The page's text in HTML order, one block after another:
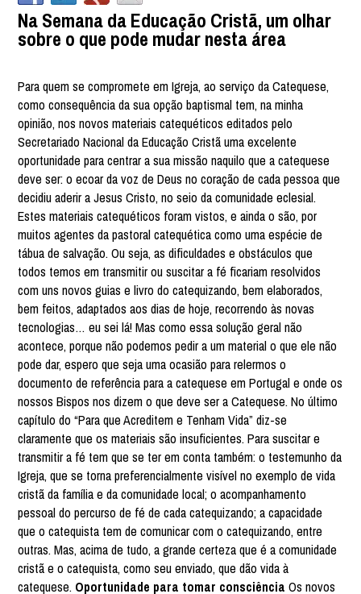
Na Semana da Educação Cristã, um olhar
sobre o que pode mudar nesta área
Para quem se compromete em Igreja, ao serviço da Catequese,
como consequência da sua opção baptismal tem, na minha
opinião, nos novos materiais catequéticos editados pelo
Secretariado Nacional da Educação Cristã uma excelente
oportunidade para centrar a sua missão naquilo que a catequese
deve ser: o ecoar da voz de Deus no coração de cada pessoa que
decidiu aderir a Jesus Cristo, no seio da comunidade eclesial.
Estes materiais catequéticos foram vistos, e ainda o são, por
muitos agentes da pastoral catequética como uma espécie de
tábua de salvação. Ou seja, as dificuldades e obstáculos que
todos temos em transmitir ou suscitar a fé ficariam resolvidos
com uns novos guias e livro do catequizando, bem elaborados,
bem feitos, adaptados aos dias de hoje, recorrendo às novas
tecnologias… eu sei lá! Mas como essa solução geral não
acontece, porque não podemos pedir a um material o que ele não
pode dar, espero que seja uma ocasião para relermos o
documento de referência para a catequese em Portugal e onde os
nossos Bispos nos dizem o que deve ser a Catequese. No último
capítulo do “Para que Acreditem e Tenham Vida” diz-se
claramente que os materiais são insuficientes. Para suscitar e
transmitir a fé tem que se ter em conta também: o testemunho da
Igreja, que se torna preferencialmente visível no exemplo de vida
cristã da família e da comunidade local; o acompanhamento
pessoal do percurso de fé de cada catequizando; a capacidade
que o catequista tem de comunicar com o catequizando, entre
outras. Mas, acima de tudo, a grande certeza que é a comunidade
cristã e o catequista, como seu enviado, que dão vida à
catequese. Oportunidade para tomar consciência Os novos